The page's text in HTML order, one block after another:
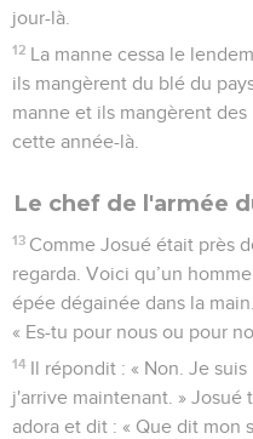
jour-là.
12 La manne cessa le
ils mangèrent du blé du
manne et ils mangèrent
cette année-là.
Le chef de l'armée
13 Comme Josué était près
regarda. Voici qu’un
épée dégainée dans la
« Es-tu pour nous ou pour
14 Il répondit : « Non. Je
j'arrive maintenant. » Josué
adora et dit : « Que dit mon